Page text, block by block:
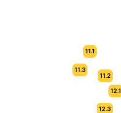
11.3
11.1
11.2
12.1
12.3